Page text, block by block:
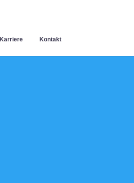
Karriere Kontakt